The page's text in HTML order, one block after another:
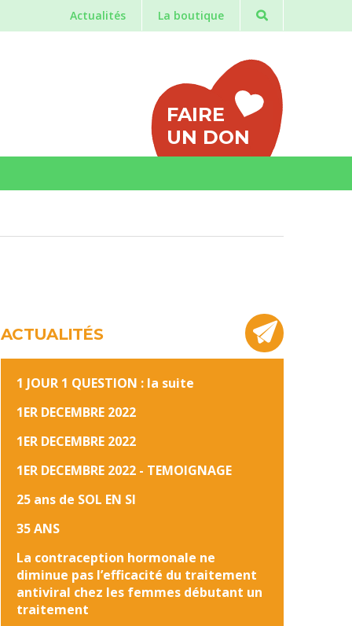
Actualités La boutique
FAIRE
UN DON
ACTUALITÉS
1 JOUR 1 QUESTION : la suite
1ER DECEMBRE 2022
1ER DECEMBRE 2022
1ER DECEMBRE 2022 - TEMOIGNAGE
25 ans de SOL EN SI
35 ANS
La contraception hormonale ne
diminue pas l’efficacité du traitement
antiviral chez les femmes débutant un
traitement